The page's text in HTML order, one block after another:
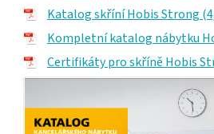
Katalog skříní Hobis Strong
Kompletní katalog nábytku
Certifikáty pro skříně Hobis